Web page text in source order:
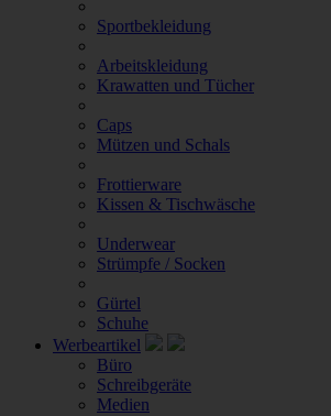
Sportbekleidung
Arbeitskleidung
Krawatten und Tücher
Caps
Mützen und Schals
Frottierware
Kissen & Tischwäsche
Underwear
Strümpfe / Socken
Gürtel
Schuhe
Werbeartikel
Büro
Schreibgeräte
Medien